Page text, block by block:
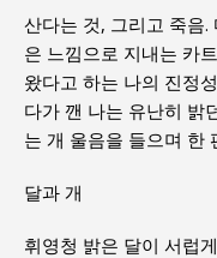
산다는 것, 그리고 죽음
은 느낌으로 지내는 카
왔다고 하는 나의 진정
다가 깬 나는 유난히 밝
는 개 울음을 들으며 한
달과 개
휘영청 밝은 달이 서럽